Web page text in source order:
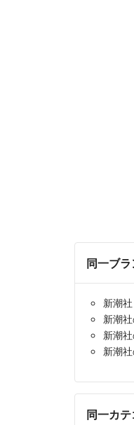
同一ブ
新潮社
新潮
新潮
新潮
同一カ